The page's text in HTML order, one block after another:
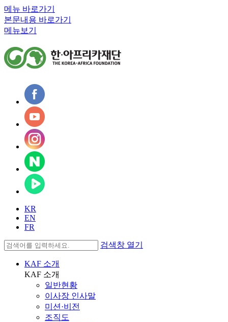
메뉴 바로가기
본문내용 바로가기
메뉴보기
KR
EN
FR
검색창 열기
KAF 소개
KAF 소개
일반현황
이사장 인사말
미션·비전
조직도